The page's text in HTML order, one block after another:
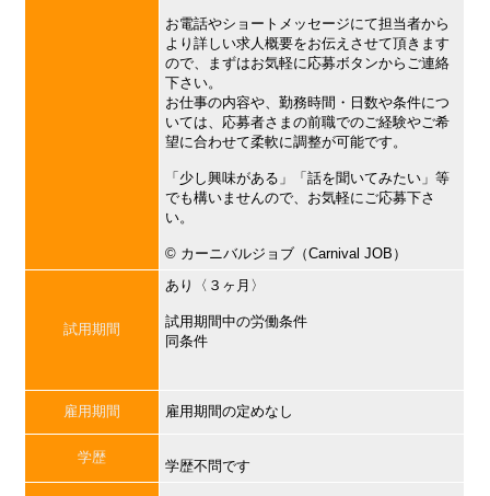
お電話やショートメッセージにて担当者から
より詳しい求人概要をお伝えさせて頂きます
ので、まずはお気軽に応募ボタンからご連絡
下さい。
お仕事の内容や、勤務時間・日数や条件につ
いては、応募者さまの前職でのご経験やご希
望に合わせて柔軟に調整が可能です。
「少し興味がある」「話を聞いてみたい」等
でも構いませんので、お気軽にご応募下さ
い。
©︎ カーニバルジョブ（Carnival JOB）
試用期間
あり〈３ヶ月〉
試用期間中の労働条件
同条件
雇用期間 雇用期間の定めなし
学歴
学歴不問です